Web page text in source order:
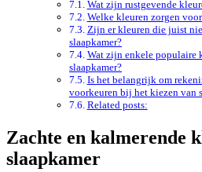
Wat zijn rustgevende
Welke kleuren zorgen
Zijn er kleuren die juist
slaapkamer?
Wat zijn enkele populaire
slaapkamer?
Is het belangrijk om
voorkeuren bij het kiezen van
Related posts:
Zachte en kalmerende
slaapkamer